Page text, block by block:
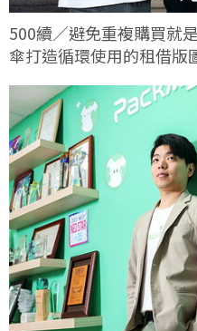
500續／避免重複購買就
傘打造循環使用的租借版